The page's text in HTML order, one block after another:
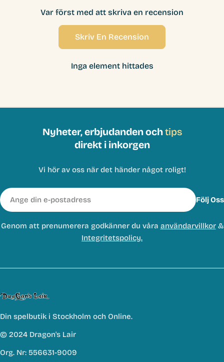
Var först med att skriva en recension
Skriv En Recension
Inga element hittades
Nyheter, erbjudanden ochtips
direkt i inkorgen
Vi hör av oss när det händer något roligt!
E-
post
Följ Oss
Genom att prenumerera godkänner du våra användarvillkor&
Integritetspolicy.
Din spelbutik i Stockholm och Online.
© 2024 Dragon's Lair
Org. Nr: 556631-9009